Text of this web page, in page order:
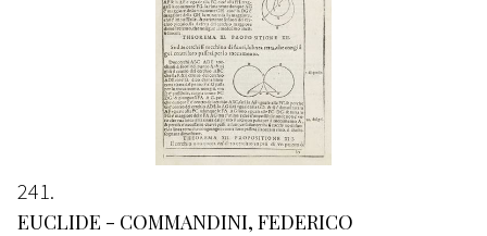
241
EUCLIDE - COMMANDINI, FEDERICO